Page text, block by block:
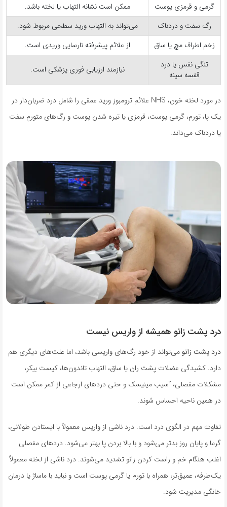
گرمی و قرمزی پوست
ممکن است نشانه التهاب یا لخته باشد.
رگ سفت و دردناک
می‌تواند به التهاب ورید سطحی مربوط شود.
زخم اطراف مچ یا ساق
از علائم پیشرفته نارسایی وریدی است.
تنگی نفس یا درد
قفسه سینه
نیازمند ارزیابی فوری پزشکی است.
در مورد لخته خون، NHS علائم ترومبوز ورید عمقی را شامل درد ضربان‌دار در
یک پا، تورم، گرمی پوست، قرمزی یا تیره شدن پوست و رگ‌های متورمِ سفت
یا دردناک می‌داند.
درد پشت زانو همیشه از واریس نیست
درد پشت زانومی‌تواند از خود رگ‌های واریسی باشد، اما علت‌های دیگری هم
دارد. کشیدگی عضلات پشت ران یا ساق، التهاب تاندون‌ها، کیست بیکر،
مشکلات مفصلی، آسیب مینیسک و حتی دردهای ارجاعی از کمر ممکن است
در همین ناحیه احساس شوند.
تفاوت مهم در الگوی درد است. درد ناشی از واریس معمولاً با ایستادن طولانی،
گرما و پایان روز بدتر می‌شود و با بالا بردن پا بهتر می‌شود. دردهای مفصلی
اغلب هنگام خم و راست کردن زانو تشدید می‌شوند. درد ناشی از لخته معمولاً
یک‌طرفه، عمیق‌تر، همراه با تورم یا گرمی پوست است و نباید با ماساژ یا درمان
خانگی مدیریت شود.